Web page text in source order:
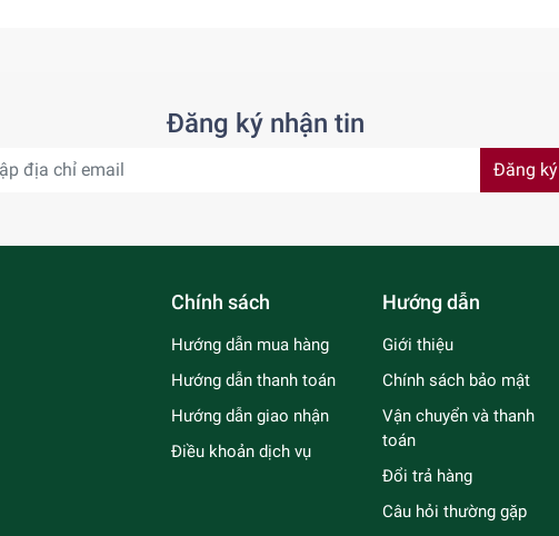
Đăng ký nhận tin
Đăng ký
Chính sách
Hướng dẫn mua hàng
Hướng dẫn thanh toán
Hướng dẫn giao nhận
Điều khoản dịch vụ
Hướng dẫn
Giới thiệu
Chính sách bảo mật
Vận chuyển và thanh
toán
Đổi trả hàng
Câu hỏi thường gặp